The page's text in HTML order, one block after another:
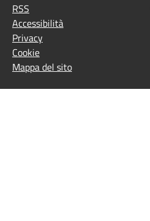
RSS
Accessibilità
Privacy
Cookie
Mappa del sito